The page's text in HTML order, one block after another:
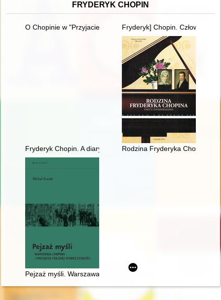
FRYDERYK CHOPIN
O Chopinie w "Przyjacielu Ludu" (1836)Fryderyk] Chopin. Człowiek,
Fryderyk Chopin. A diary in images. Original idea and text by
Rodzina Fryderyka Chopina.
Pejzaż myśli. Warszawa Chopina i początek polskiej